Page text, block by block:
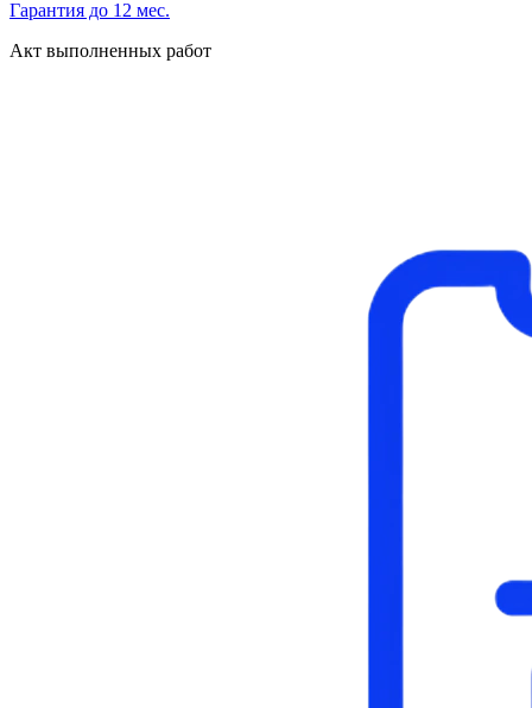
Гарантия до 12 мес.
Акт выполненных работ